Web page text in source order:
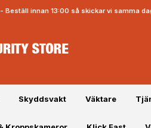
Beställ innan 13:00 så skickar vi samma
Skyddsvakt Väktare